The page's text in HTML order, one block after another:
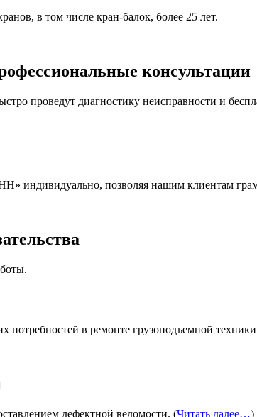
в том числе кран-балок, более 25 лет.
консультации
проведут диагностику неисправности и
индивидуально, позволяя нашим клиентам
потребностей в ремонте грузоподъемной
дефектной ведомости. (Читать далее…)